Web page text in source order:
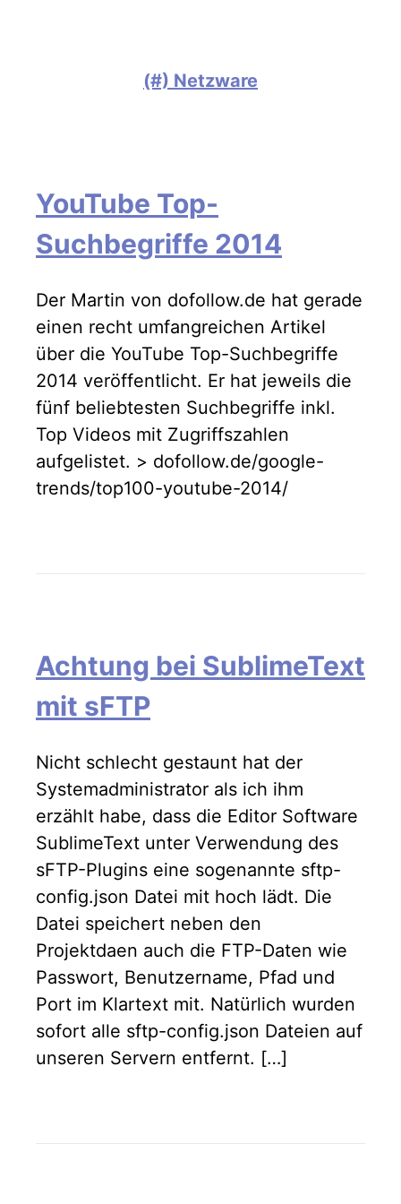
(#) Netzware
YouTube Top-
Suchbegriffe 2014
Der Martin von dofollow.de hat gerade
einen recht umfangreichen Artikel
über die YouTube Top-Suchbegriffe
2014 veröffentlicht. Er hat jeweils die
fünf beliebtesten Suchbegriffe inkl.
Top Videos mit Zugriffszahlen
aufgelistet. > dofollow.de/google-
trends/top100-youtube-2014/
Achtung bei SublimeText
mit sFTP
Nicht schlecht gestaunt hat der
Systemadministrator als ich ihm
erzählt habe, dass die Editor Software
SublimeText unter Verwendung des
sFTP-Plugins eine sogenannte sftp-
config.json Datei mit hoch lädt. Die
Datei speichert neben den
Projektdaen auch die FTP-Daten wie
Passwort, Benutzername, Pfad und
Port im Klartext mit. Natürlich wurden
sofort alle sftp-config.json Dateien auf
unseren Servern entfernt. […]